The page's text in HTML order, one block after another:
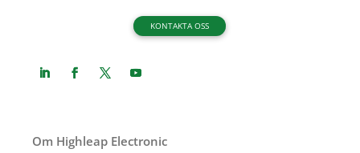
KONTAKTA OSS
Om Highleap Electronic